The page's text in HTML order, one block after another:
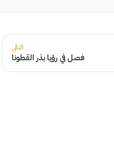
التالي
فصل في رؤيا بذر القطونا